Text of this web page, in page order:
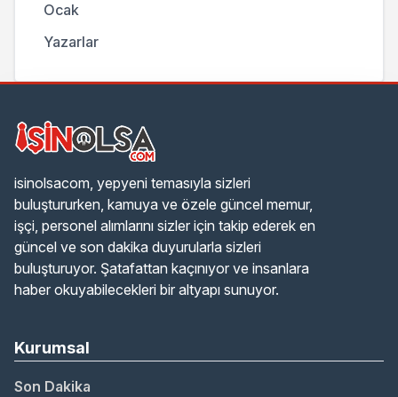
Ocak
Yazarlar
isinolsacom, yepyeni temasıyla sizleri
buluştururken, kamuya ve özele güncel memur,
işçi, personel alımlarını sizler için takip ederek en
güncel ve son dakika duyurularla sizleri
buluşturuyor. Şatafattan kaçınıyor ve insanlara
haber okuyabilecekleri bir altyapı sunuyor.
Kurumsal
Son Dakika